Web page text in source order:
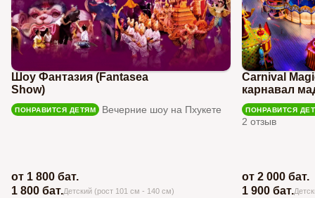
Шоу Фантазия (Fantasea
Show)
ПОНРАВИТСЯ ДЕТЯМ Вечерние шоу на Пхукете
от 1 800 бат.
1 800 бат.Детский (рост 101 см - 140 см)
Carnival
карнавал
ПОНРАВИТСЯ
2 отзыв
от 2 000 бат.
1 900 бат.